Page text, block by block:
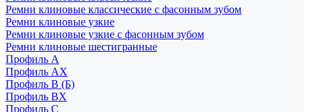
Ремни клиновые классические с фасонным зубом
Ремни клиновые узкие
Ремни клиновые узкие с фасонным зубом
Ремни клиновые шестигранные
Профиль A
Профиль AX
Профиль B (Б)
Профиль BX
Профиль C